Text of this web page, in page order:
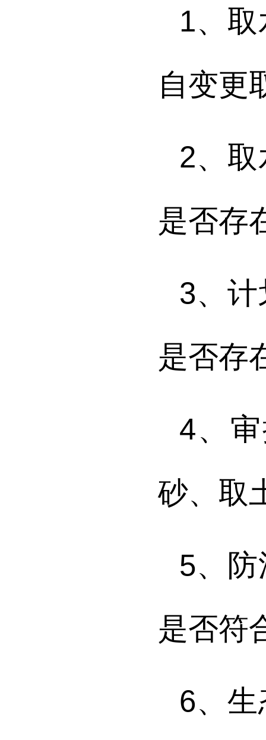
1、 取
自变更
2、 取
是否存
3、 计
是否存
4、
砂、取
5、
是否符
6、 生